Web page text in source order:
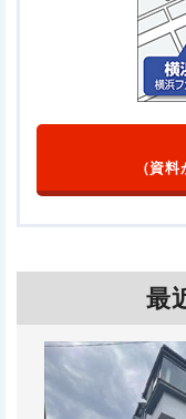
（資
最